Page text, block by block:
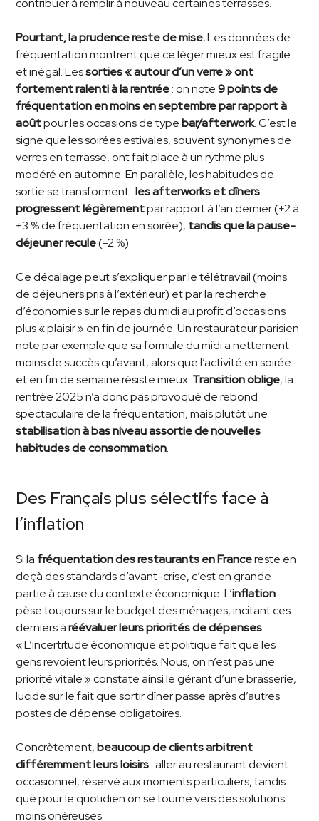
contribuer à remplir à nouveau certaines terrasses.
Pourtant, la prudence reste de mise.Les données de
fréquentation montrent que ce léger mieux est fragile
et inégal. Lessorties « autour d’un verre » ont
fortement ralenti à la rentrée: on note9 points de
fréquentation en moins en septembre par rapport à
aoûtpour les occasions de typebar/afterwork. C’est le
signe que les soirées estivales, souvent synonymes de
verres en terrasse, ont fait place à un rythme plus
modéré en automne. En parallèle, les habitudes de
sortie se transforment :les afterworks et dîners
progressent légèrementpar rapport à l’an dernier (+2 à
+3 % de fréquentation en soirée), tandis que la pause-
déjeuner recule(-2 %).
Ce décalage peut s’expliquer par le télétravail (moins
de déjeuners pris à l’extérieur) et par la recherche
d’économies sur le repas du midi au profit d’occasions
plus « plaisir » en fin de journée. Un restaurateur parisien
note par exemple que sa formule du midi a nettement
moins de succès qu’avant, alors que l’activité en soirée
et en fin de semaine résiste mieux. Transition oblige, la
rentrée 2025 n’a donc pas provoqué de rebond
spectaculaire de la fréquentation, mais plutôt une
stabilisation à bas niveau assortie de nouvelles
habitudes de consommation.
Des Français plus sélectifs face à
l’inflation
Si la fréquentation des restaurants en Francereste en
deçà des standards d’avant-crise, c’est en grande
partie à cause du contexte économique. L’inflation
pèse toujours sur le budget des ménages, incitant ces
derniers àréévaluer leurs priorités de dépenses.
« L’incertitude économique et politique fait que les
gens revoient leurs priorités. Nous, on n’est pas une
priorité vitale » constate ainsi le gérant d’une brasserie,
lucide sur le fait que sortir dîner passe après d’autres
postes de dépense obligatoires.
Concrètement,beaucoup de clients arbitrent
différemment leurs loisirs: aller au restaurant devient
occasionnel, réservé aux moments particuliers, tandis
que pour le quotidien on se tourne vers des solutions
moins onéreuses.